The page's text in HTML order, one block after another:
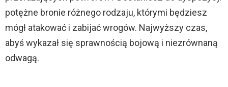
potężne bronie różnego rodzaju, którymi będziesz
mógł atakować i zabijać wrogów. Najwyższy czas,
abyś wykazał się sprawnością bojową i niezrównaną
odwagą.